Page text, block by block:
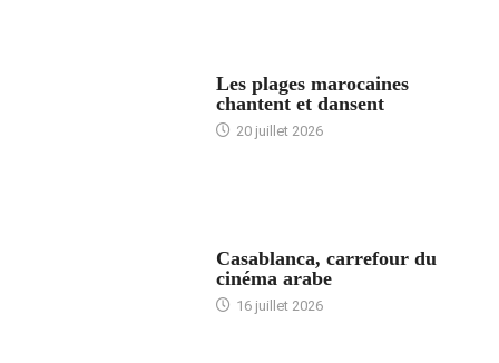
Les plages marocaines
chantent et dansent
20 juillet 2026
Casablanca, carrefour du
cinéma arabe
16 juillet 2026